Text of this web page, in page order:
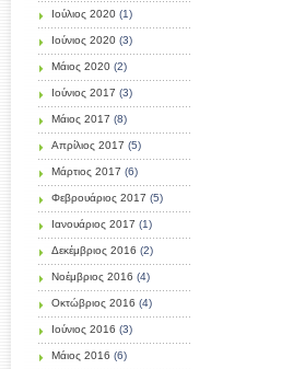
Ιούλιος 2020 (1)
Ιούνιος 2020 (3)
Μάιος 2020 (2)
Ιούνιος 2017 (3)
Μάιος 2017 (8)
Απρίλιος 2017 (5)
Μάρτιος 2017 (6)
Φεβρουάριος 2017 (5)
Ιανουάριος 2017 (1)
Δεκέμβριος 2016 (2)
Νοέμβριος 2016 (4)
Οκτώβριος 2016 (4)
Ιούνιος 2016 (3)
Μάιος 2016 (6)